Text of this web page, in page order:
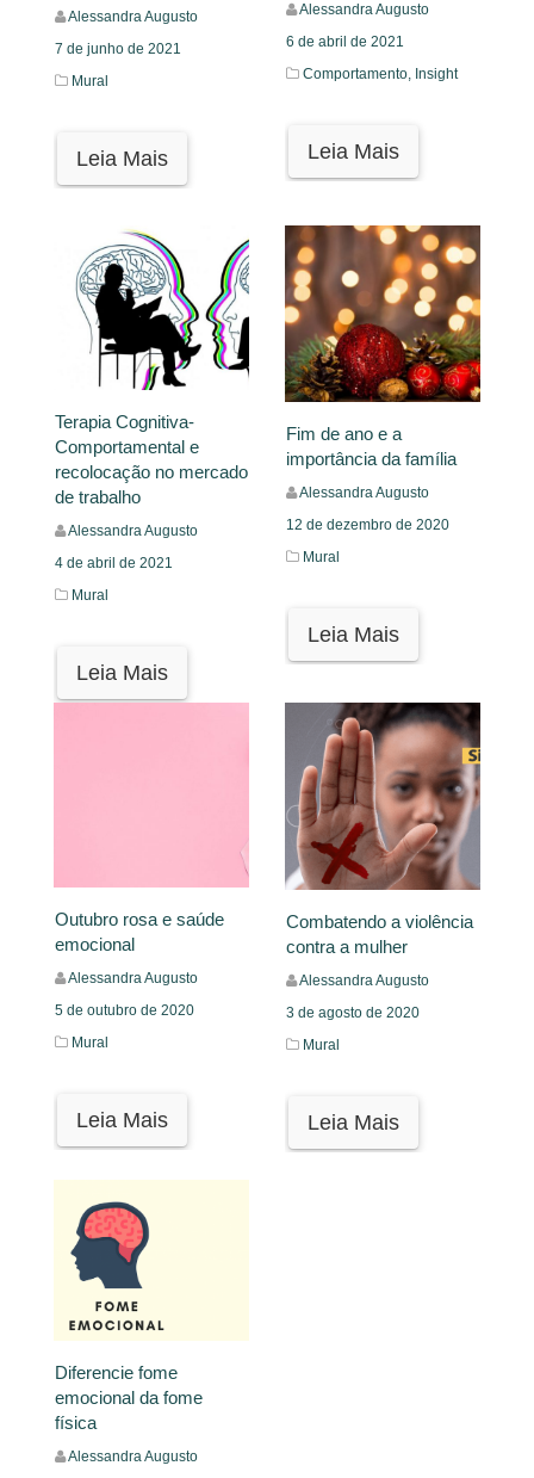
Alessandra Augusto
7 de junho de 2021
Mural
Leia Mais
Alessandra Augusto
6 de abril de 2021
Comportamento, Insight
Leia Mais
Terapia Cognitiva-
Comportamental e
recolocação no mercado
de trabalho
Alessandra Augusto
4 de abril de 2021
Mural
Leia Mais
Fim de ano e a
importância da família
Alessandra Augusto
12 de dezembro de 2020
Mural
Leia Mais
Outubro rosa e saúde
emocional
Alessandra Augusto
5 de outubro de 2020
Mural
Leia Mais
Combatendo a violência
contra a mulher
Alessandra Augusto
3 de agosto de 2020
Mural
Leia Mais
Diferencie fome
emocional da fome
física
Alessandra Augusto